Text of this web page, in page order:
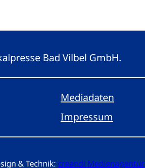
Bad Vilbel GmbH.
Mediadaten
Impressum
& Technik: creandi Medienagentur